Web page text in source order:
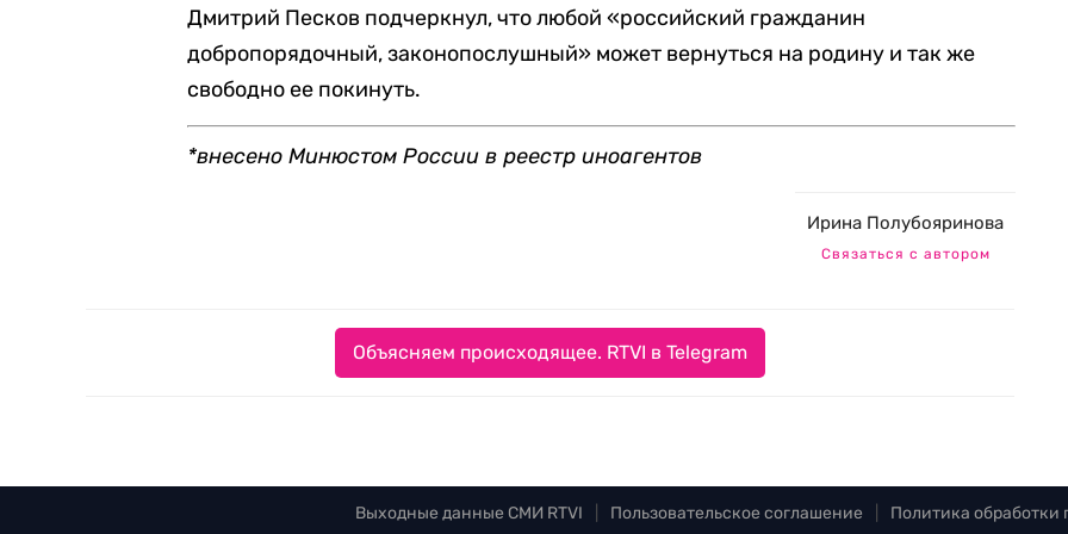
Дмитрий Песков подчеркнул, что любой «российский гражданин
добропорядочный, законопослушный» может вернуться на родину и так же
свободно ее покинуть.
*внесено Минюстом России в реестр иноагентов
Ирина Полубояринова
Связаться с автором
Объясняем происходящее. RTVI в Telegram
Выходные данные СМИ RTVI Пользовательское соглашение Политика